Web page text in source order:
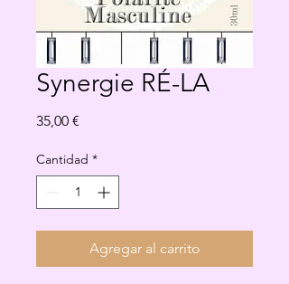
Synergie RÉ-LA
35,00 €
Cantidad *
Agregar al carrito